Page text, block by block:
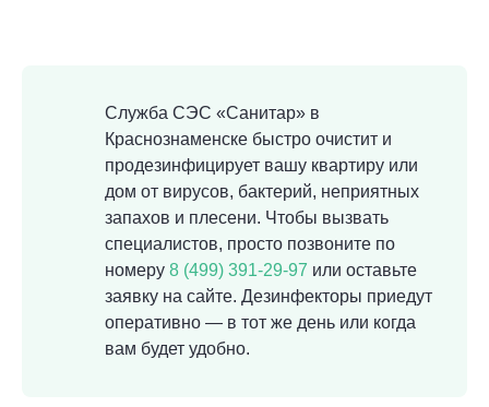
Служба СЭС «Санитар» в
Краснознаменске быстро очистит и
продезинфицирует вашу квартиру или
дом от вирусов, бактерий, неприятных
запахов и плесени. Чтобы вызвать
специалистов, просто позвоните по
номеру 8 (499) 391-29-97 или оставьте
заявку на сайте. Дезинфекторы приедут
оперативно — в тот же день или когда
вам будет удобно.